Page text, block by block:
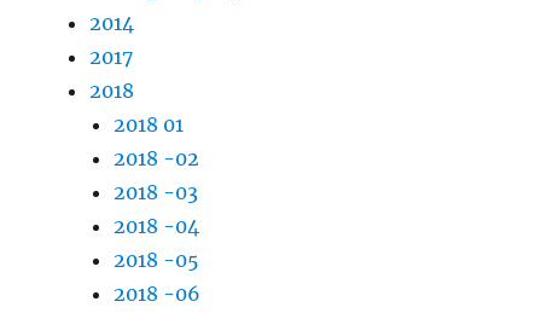
2014
2017
2018
2018 01
2018 -02
2018 -03
2018 -04
2018 -05
2018 -06